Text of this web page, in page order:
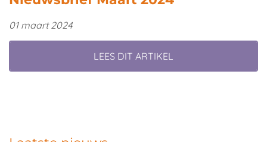
01 maart 2024
LEES DIT ARTIKEL